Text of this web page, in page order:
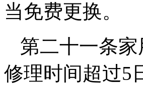
当免费更换。
第二十一条
修理时间超过5